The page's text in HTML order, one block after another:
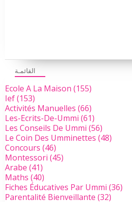
القائمـة
Ecole A La Maison (155)
Ief(153)
Activités Manuelles (66)
Les-Ecrits-De-Ummi (61)
Les Conseils De Ummi (56)
Le Coin Des Umminettes (48)
Concours (46)
Montessori (45)
Arabe (41)
Maths (40)
Fiches Éducatives Par Ummi (36)
Parentalité Bienveillante (32)